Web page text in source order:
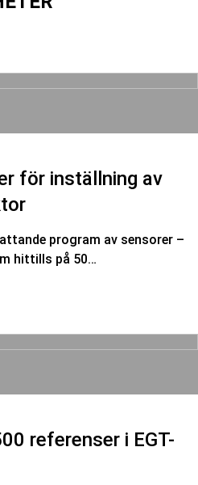
för inställning av
program av sensorer –
hittills på 50…
referenser i EGT-